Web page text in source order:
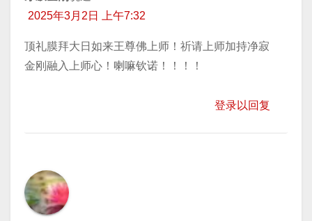
2025年3月2日 上午7:32
顶礼膜拜大日如来王尊佛上师！祈请上师加持净寂
金刚融入上师心！喇嘛钦诺！！！！
登录以回复